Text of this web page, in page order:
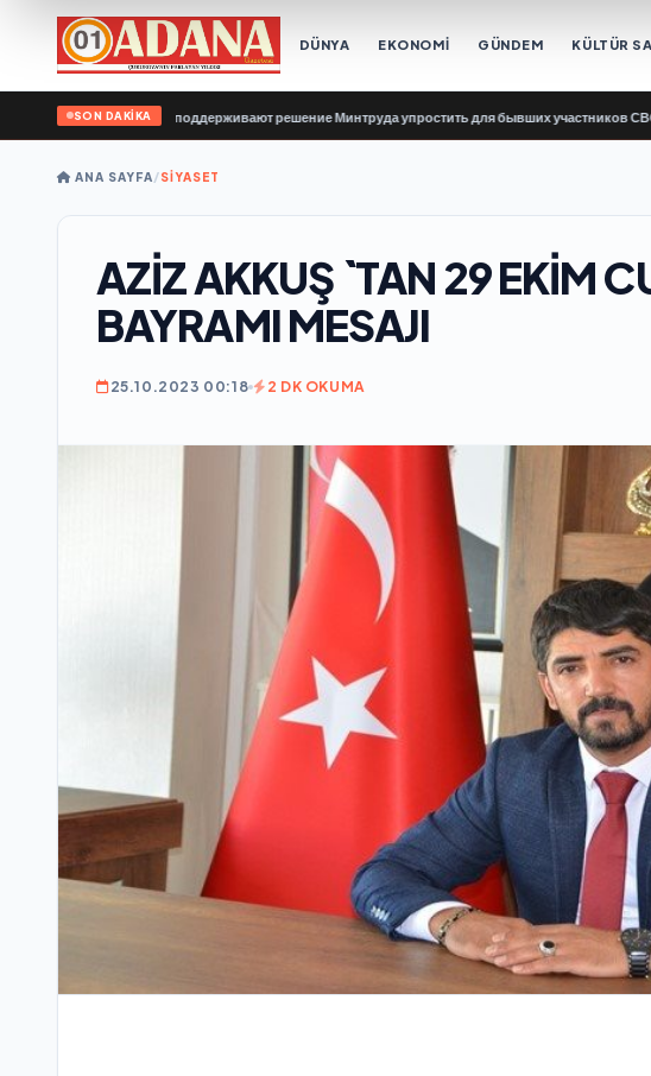
DÜNYA EKONOMİ GÜNDEM KÜLTÜR
SON DAKİKA
России» поддерживают решение Минтруда упростить для бывших участников СВО
ANA SAYFA/SİYASET
AZİZ AKKUŞ `TAN 29 EKİM
BAYRAMI MESAJI
25.10.2023 00:18 2 DK OKUMA